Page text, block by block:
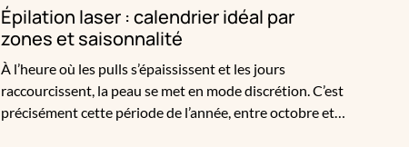
Épilation laser : calendrier idéal par
zones et saisonnalité
À l’heure où les pulls s’épaississent et les jours
raccourcissent, la peau se met en mode discrétion. C’est
précisément cette période de l’année, entre octobre et